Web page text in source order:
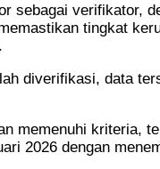
sebagai verifikator,
tingkat
diverifikasi, data
memenuhi kriteria,
2026 dengan